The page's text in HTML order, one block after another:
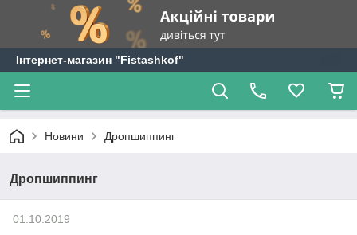
Інтернет-магазин "Fistashkof"
Новини Дропшиппинг
Дропшиппинг
01.10.2019